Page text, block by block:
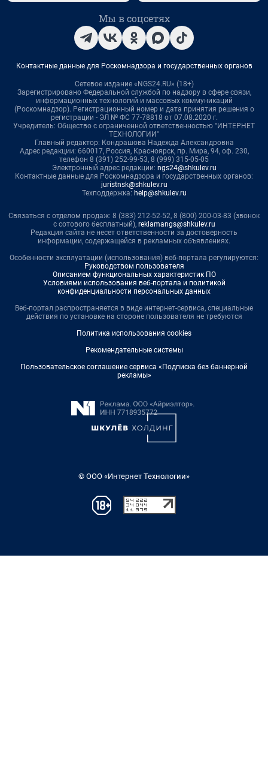
Мы в соцсетях
Контактные данные для Роскомнадзора и государственных органов
Сетевое издание «NGS24.RU» (18+)
Зарегистрировано Федеральной службой по надзору в сфере связи,
информационных технологий и массовых коммуникаций
(Роскомнадзор). Регистрационный номер и дата принятия решения о
регистрации - ЭЛ № ФС 77-78818 от 07.08.2020 г.
Учредитель: Общество с ограниченной ответственностью "ИНТЕРНЕТ
ТЕХНОЛОГИИ"
Главный редактор: Кондрашова Надежда Александровна
Адрес редакции: 660017, Россия, Красноярск, пр. Мира, 94, оф. 230,
телефон 8 (391) 252-99-53, 8 (999) 315-05-05
Электронный адрес редакции: ngs24@shkulev.ru
Контактные данные для Роскомнадзора и государственных органов:
juristnsk@shkulev.ru
Техподдержка: help@shkulev.ru
Связаться с отделом продаж: 8 (383) 212-52-52, 8 (800) 200-03-83 (звонок
с сотового бесплатный), reklamangs@shkulev.ru
Редакция сайта не несет ответственности за достоверность
информации, содержащейся в рекламных объявлениях.
Особенности эксплуатации (использования) веб-портала регулируются:
Руководством пользователя
Описанием функциональных характеристик ПО
Условиями использования веб-портала и политикой
конфиденциальности персональных данных
Веб-портал распространяется в виде интернет-сервиса, специальные
действия по установке на стороне пользователя не требуются
Политика использования cookies
Рекомендательные системы
Пользовательское соглашение сервиса «Подписка без баннерной
рекламы»
© ООО «Интернет Технологии»